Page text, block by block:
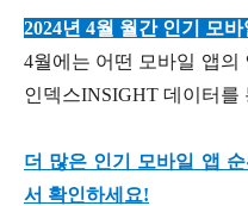
2024년 4월 월간 인기 모
4월에는 어떤 모바일 앱의
인덱스INSIGHT 데이터를
더 많은 인기 모바일 앱
서 확인하세요!